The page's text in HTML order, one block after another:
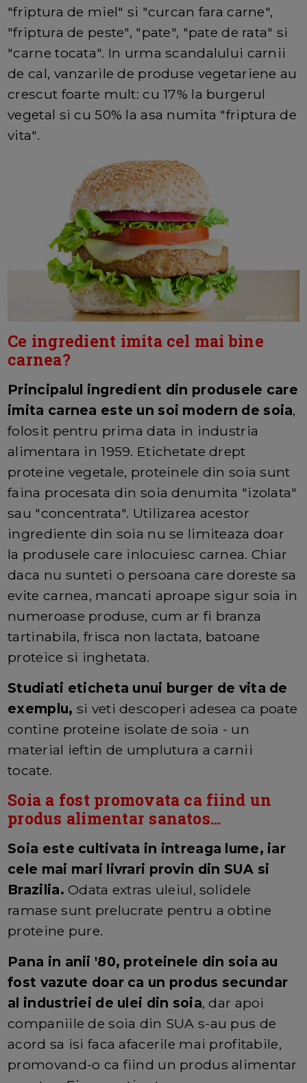
"friptura de miel" si "curcan fara carne",
"friptura de peste", "pate", "pate de rata" si
"carne tocata". In urma scandalului carnii
de cal, vanzarile de produse vegetariene au
crescut foarte mult: cu 17% la burgerul
vegetal si cu 50% la asa numita "friptura de
vita".
Ce ingredient imita cel mai bine
carnea?
Principalul ingredient din produsele care
imita carnea este un soi modern de soia,
folosit pentru prima data in industria
alimentara in 1959. Etichetate drept
proteine vegetale, proteinele din soia sunt
faina procesata din soia denumita "izolata"
sau "concentrata". Utilizarea acestor
ingrediente din soia nu se limiteaza doar
la produsele care inlocuiesc carnea. Chiar
daca nu sunteti o persoana care doreste sa
evite carnea, mancati aproape sigur soia in
numeroase produse, cum ar fi branza
tartinabila, frisca non lactata, batoane
proteice si inghetata.
Studiati eticheta unui burger de vita de
exemplu, si veti descoperi adesea ca poate
contine proteine isolate de soia - un
material ieftin de umplutura a carnii
tocate.
Soia a fost promovata ca fiind un
produs alimentar sanatos...
Soia este cultivata in intreaga lume, iar
cele mai mari livrari provin din SUA si
Brazilia. Odata extras uleiul, solidele
ramase sunt prelucrate pentru a obtine
proteine pure.
Pana in anii '80, proteinele din soia au
fost vazute doar ca un produs secundar
al industriei de ulei din soia, dar apoi
companiile de soia din SUA s-au pus de
acord sa isi faca afacerile mai profitabile,
promovand-o ca fiind un produs alimentar